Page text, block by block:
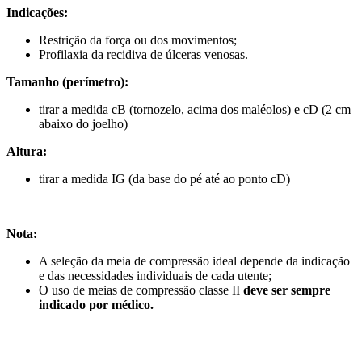
Indicações:
Restrição da força ou dos movimentos;
Profilaxia da recidiva de úlceras venosas.
Tamanho (perímetro):
tirar a medida cB (tornozelo, acima dos maléolos) e cD (2 cm
abaixo do joelho)
Altura:
tirar a medida IG (da base do pé até ao ponto cD)
Nota:
A seleção da meia de compressão ideal depende da indicação
e das necessidades individuais de cada utente;
O uso de meias de compressão classe II deve ser sempre
indicado por médico.